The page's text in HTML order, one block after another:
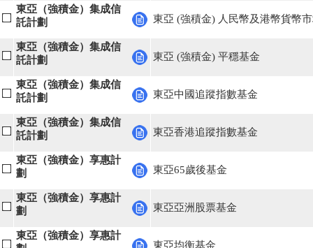
東亞（強積金）集成信
託計劃
東亞 (強積金) 人民幣及港幣貨幣
東亞（強積金）集成信
託計劃
東亞 (強積金) 平穩基金
東亞（強積金）集成信
託計劃
東亞中國追蹤指數基金
東亞（強積金）集成信
託計劃
東亞香港追蹤指數基金
東亞（強積金）享惠計
劃
東亞65歲後基金
東亞（強積金）享惠計
劃
東亞亞洲股票基金
東亞（強積金）享惠計
東亞均衡基金